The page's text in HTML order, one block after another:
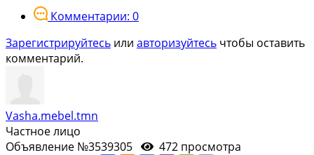
Комментарии: 0
Зарегистрируйтесь или авторизуйтесь чтобы оставить
комментарий.
Vasha.mebel.tmn
Частное лицо
Объявление №3539305
472 просмотра